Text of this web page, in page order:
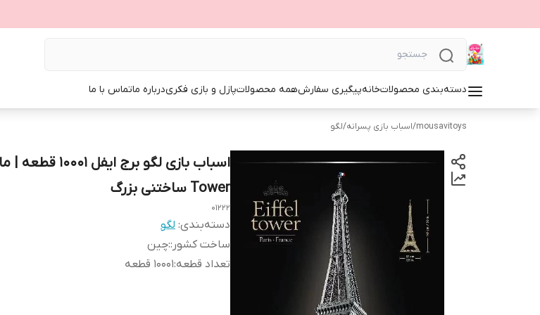
دسته‌بندی محصولاتخانهپیگیری سفارشهمه محصولاتپازل و بازی فکریدرباره ماتماس با ما
mousavitoys
/اسباب بازی پسرانه/لگو
Tower ساختنی بزرگ
01222
دسته‌بندی: لگو
ساخت کشور::چین
تعداد قطعه:10001 قطعه